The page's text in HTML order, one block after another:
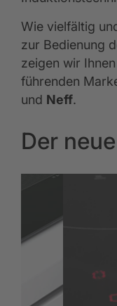
Wie vielfältig
zur Bedienung
zeigen wir
führenden
und Neff.
Der